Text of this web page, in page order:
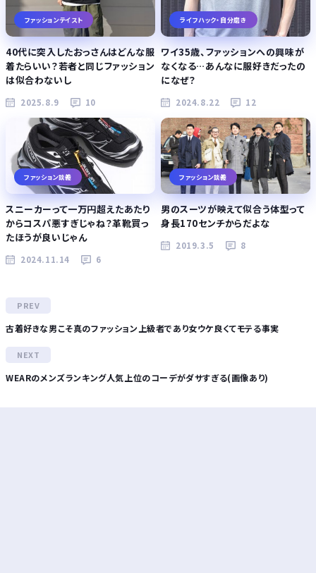
ファッションテイスト
40代に突入したおっさんはどんな服
着たらいい？若者と同じファッション
は似合わないし
2025.8.9 10
ライフハック・自分磨き
ワイ35歳、ファッションへの興味が
なくなる…あんなに服好きだったの
になぜ？
2024.8.22 12
ファッション談義
スニーカーって一万円超えたあたり
からコスパ悪すぎじゃね？革靴買っ
たほうが良いじゃん
2024.11.14 6
ファッション談義
男のスーツが映えて似合う体型って
身長170センチからだよな
2019.3.5 8
古着好きな男こそ真のファッション上級者であり女ウケ良くてモテる事実
WEARのメンズランキング人気上位のコーデがダサすぎる(画像あり)